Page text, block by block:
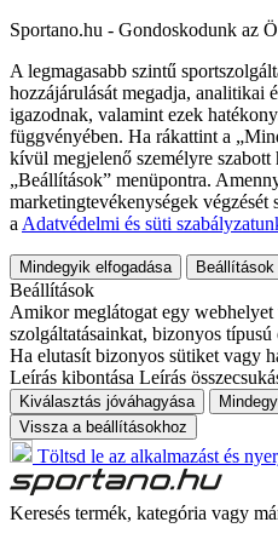
Sportano.hu - Gondoskodunk az
A legmagasabb szintű
hozzájárulását megadja, analitikai
igazodnak, valamint ezek
függvényében. Ha rákattint a
kívül megjelenő személyre szabott
„Beállítások” menüpontra.
marketingtevékenységek
a Adatvédelmi és süti
Mindegyik elfogadása Beállítások
Beállítások
Amikor meglátogat egy
szolgáltatásainkat, bizonyos
Ha elutasít bizonyos sütiket vagy
Leírás kibontása Leírás
Kiválasztás jóváhagyása
Vissza a beállításokhoz
Töltsd le az alkalmazást és
Keresés termék, kategória vagy